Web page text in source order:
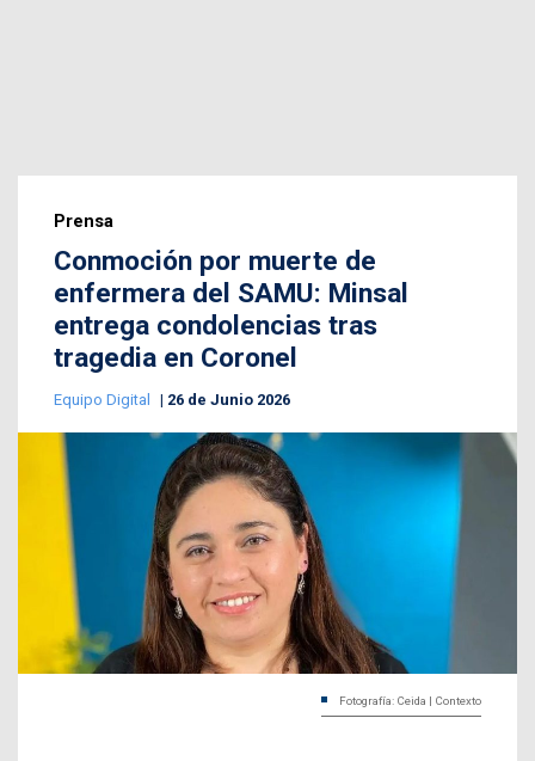
Prensa
Conmoción por muerte de
enfermera del SAMU: Minsal
entrega condolencias tras
tragedia en Coronel
Equipo Digital 26 de Junio 2026
Fotografía: Ceida | Contexto